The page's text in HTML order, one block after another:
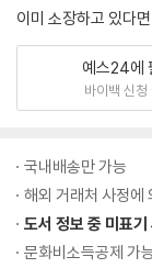
이미 소장하고 있다
예스24에
바이백 신청
국내배송만 가능
해외 거래처 사정에
도서 정보 중 미표기
문화비소득공제 가